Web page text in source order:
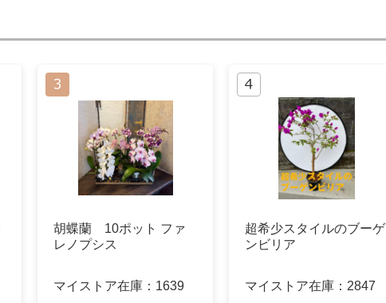
胡蝶蘭 10ポット ファ
レノプシス
マイストア在庫： 1639
超希少スタイルのブーゲ
ンビリア
マイストア在庫： 2847